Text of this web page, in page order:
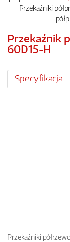
Przekaźniki
Przekaźnik
60D15-H
Specyfikacja
Przekaźniki